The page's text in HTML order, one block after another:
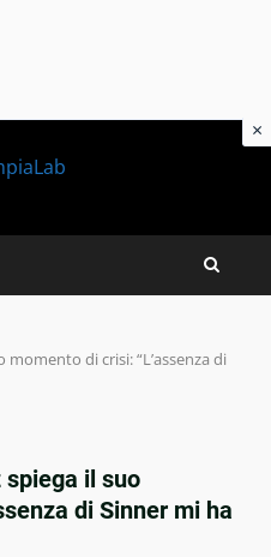
momento di crisi: “L’assenza di
spiega il suo
di Sinner mi ha
×